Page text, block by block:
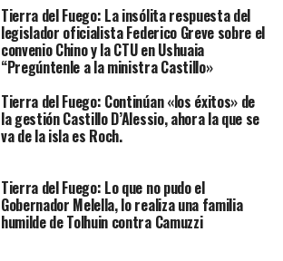
Tierra del Fuego: La insólita respuesta del
legislador oficialista Federico Greve sobre el
convenio Chino y la CTU en Ushuaia
“Pregúntenle a la ministra Castillo»
Tierra del Fuego: Continúan «los éxitos» de
la gestión Castillo D’Alessio, ahora la que se
va de la isla es Roch.
Tierra del Fuego: Lo que no pudo el
Gobernador Melella, lo realiza una familia
humilde de Tolhuin contra Camuzzi